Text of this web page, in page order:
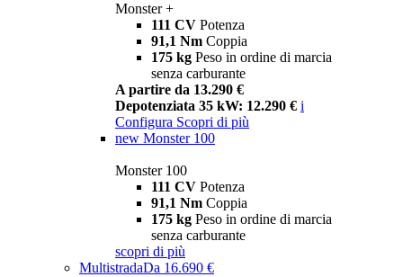
Monster +
111 CV Potenza
91,1 Nm Coppia
175 kg Peso in ordine di marcia
senza carburante
A partire da 13.290 €
Depotenziata 35 kW: 12.290 € i
Configura Scopri di più
new Monster 100
Monster 100
111 CV Potenza
91,1 Nm Coppia
175 kg Peso in ordine di marcia
senza carburante
scopri di più
MultistradaDa 16.690 €